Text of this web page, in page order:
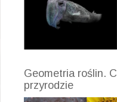
Geometria roślin.
przyrodzie